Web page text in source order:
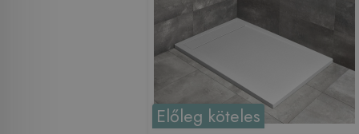
Előleg köteles